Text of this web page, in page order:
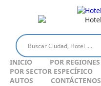
INICIO
POR REGIONES
POR SECTOR ESPECÍFICO
AUTOS
CONTÁCTENOS